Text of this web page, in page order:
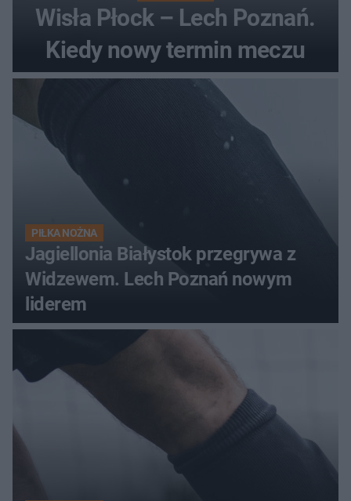
Wisła Płock – Lech Poznań.
Kiedy nowy termin meczu
PIŁKA NOŻNA
Jagiellonia Białystok przegrywa z
Widzewem. Lech Poznań nowym
liderem